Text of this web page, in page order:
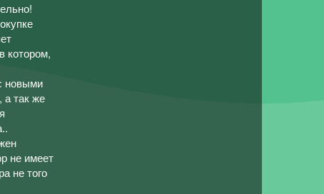
котором,
новыми
а так же
не имеет
не того